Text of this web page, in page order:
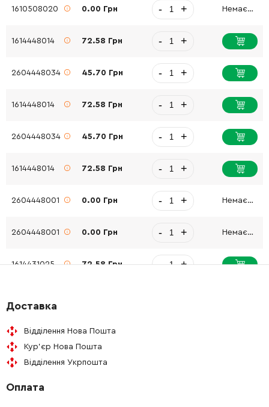
1610508020 0.00 Грн - + Немає в наявності
1614448014 72.58 Грн - +
2604448034 45.70 Грн - +
1614448014 72.58 Грн - +
2604448034 45.70 Грн - +
1614448014 72.58 Грн - +
2604448001 0.00 Грн - + Немає в наявності
2604448001 0.00 Грн - + Немає в наявності
1614431025 72.58 Грн - +
2912401019 26.88 Грн
2912401006 26.88 Грн
2603410001
Доставка
Відділення Нова Пошта
Кур'єр Нова Пошта
Відділення Укрпошта
Оплата